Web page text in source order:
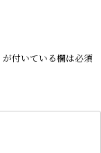
が付いている欄は必須